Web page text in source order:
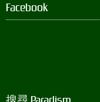
Facebook